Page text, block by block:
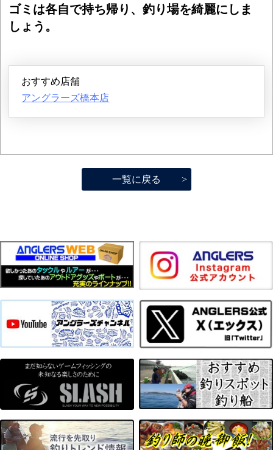
ゴミは各自で持ち帰り、釣り場を綺麗にしま
しょう。
おすすめ店舗
アングラーズ橋本店
一覧に戻る